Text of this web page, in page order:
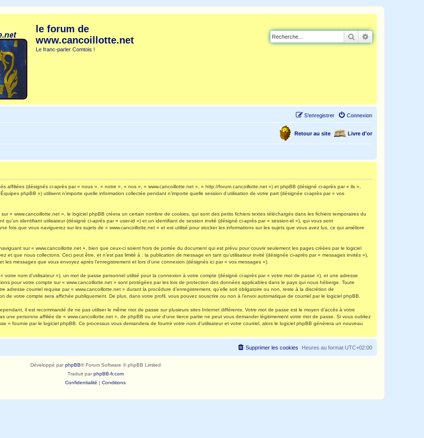
le forum de
www.cancoillotte.net
Le franc-parler Comtois !
Rechercher
Connexion
S’enregistrer
Livre d'or
Retour au site
affiliées (désignés ci-après par « nous », « notre », « nos », « www.cancoillotte.net », « http://forum.cancoillotte.net ») et phpBB (désigné ci-après par « ils »,
phpBB ») utilisent n’importe quelle information collectée pendant n’importe quelle session d’utilisation de votre part (désignée ci-après par « vos
« www.cancoillotte.net », le logiciel phpBB créera un certain nombre de cookies, qui sont des petits fichiers textes téléchargés dans les fichiers temporaires du
identifiant utilisateur (désigné ci-après par « user-id ») et un identifiant de session invité (désigné ci-après par « session-id »), qui vous sont
fois que vous naviguerez sur les sujets de « www.cancoillotte.net » et est utilisé pour stocker les informations sur les sujets que vous avez lus, ce qui améliore
sur « www.cancoillotte.net », bien que ceux-ci soient hors de portée du document qui est prévu pour couvrir seulement les pages créées par le logiciel
et que nous collectons. Ceci peut être, et n’est pas limité à : la publication de message en tant qu’utilisateur invité (désignée ci-après par « messages invités »),
messages que vous envoyez après l’enregistrement et lors d’une connexion (désignés ici par « vos messages »).
nom d’utilisateur »), un mot de passe personnel utilisé pour la connexion à votre compte (désigné ci-après par « votre mot de passe »), et une adresse
pour votre compte sur « www.cancoillotte.net » sont protégées par les lois de protection des données applicables dans le pays qui nous héberge. Toute
adresse courriel requise par « www.cancoillotte.net » durant la procédure d’enregistrement, qu’elle soit obligatoire ou non, reste à la discrétion de
de votre compte sera affichée publiquement. De plus, dans votre profil, vous pouvez souscrire ou non à l’envoi automatique de courriel par le logiciel phpBB.
il est recommandé de ne pas utiliser le même mot de passe sur plusieurs sites Internet différents. Votre mot de passe est le moyen d’accès à votre
une personne affiliée de « www.cancoillotte.net », de phpBB ou une d’une tierce partie ne peut vous demander légitimement votre mot de passe. Si vous oubliez
» fournie par le logiciel phpBB. Ce processus vous demandera de fournir votre nom d’utilisateur et votre courriel, alors le logiciel phpBB générera un nouveau
Heures au format UTC+02:00
Supprimer les cookies
Développé parphpBB® Forum Software © phpBB Limited
Traduit parphpBB-fr.com
Confidentialité | Conditions